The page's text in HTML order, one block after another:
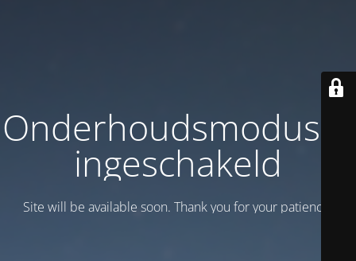
Onderhoudsmodus is
ingeschakeld
Site will be available soon. Thank you for your patience!